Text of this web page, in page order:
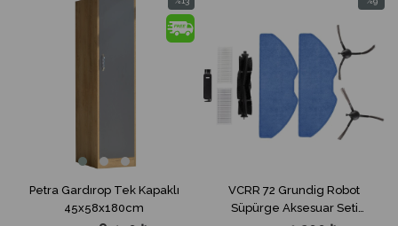
Petra Gardırop Tek Kapaklı
45x58x180cm
İndirim
%13İndirim
VCRR 72 Grundig Robot
Süpürge Aksesuar Seti